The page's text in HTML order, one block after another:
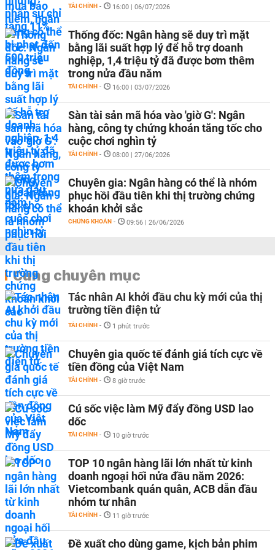
TÀI CHÍNH - 16:00 | 06/07/2026
Thống đốc: Ngân hàng sẽ duy trì mặt
bằng lãi suất hợp lý để hỗ trợ doanh
nghiệp, 1,4 triệu tỷ đã được bơm thêm
trong nửa đầu năm
TÀI CHÍNH - 16:00 | 03/07/2026
Sàn tài sản mã hóa vào 'giờ G': Ngân
hàng, công ty chứng khoán tăng tốc cho
cuộc chơi nghìn tỷ
TÀI CHÍNH - 08:00 | 27/06/2026
Chuyên gia: Ngân hàng có thể là nhóm
phục hồi đầu tiên khi thị trường chứng
khoán khởi sắc
CHỨNG KHOÁN - 09:56 | 26/06/2026
Cùng chuyên mục
Tác nhân AI khởi đầu chu kỳ mới của thị
trường tiền điện tử
TÀI CHÍNH - 1 phút trước
Chuyên gia quốc tế đánh giá tích cực về
tiền đồng của Việt Nam
TÀI CHÍNH - 8 giờ trước
Cú sốc việc làm Mỹ đẩy đồng USD lao
dốc
TÀI CHÍNH - 10 giờ trước
TOP 10 ngân hàng lãi lớn nhất từ kinh
doanh ngoại hối nửa đầu năm 2026:
Vietcombank quán quân, ACB dẫn đầu
nhóm tư nhân
TÀI CHÍNH - 11 giờ trước
Đề xuất cho dùng game, kịch bản phim